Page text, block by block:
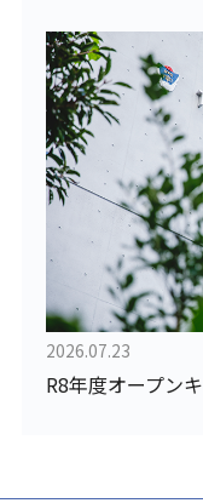
2026.07.23
R8年度オープン